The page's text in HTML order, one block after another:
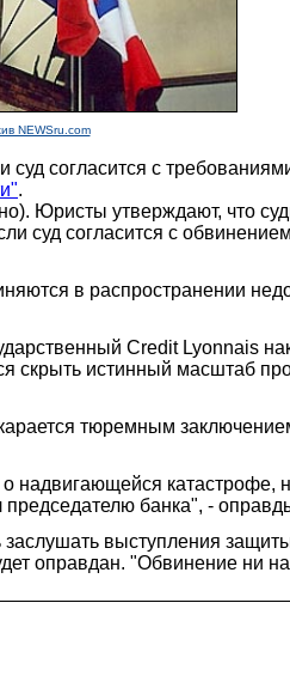
NEWSru.com
согласится с
.
Юристы утверждают, что
суд согласится с
в распространении
Credit Lyonnais
скрыть истинный масштаб
тюремным
надвигающейся
банка", -
выступления защиты.
оправдан. "Обвинение ни